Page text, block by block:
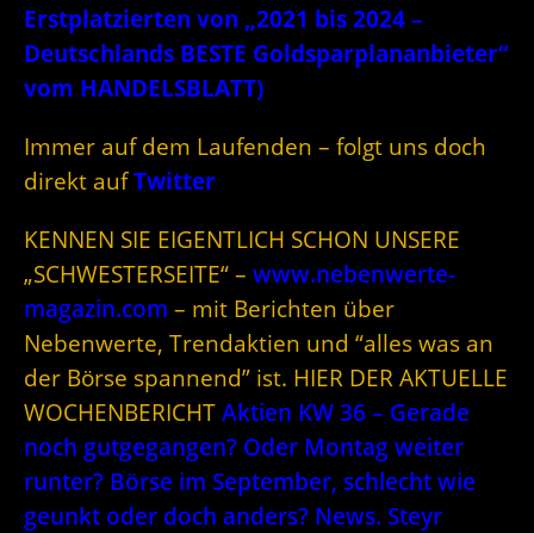
Erstplatzierten von „2021 bis 2024 –
Deutschlands BESTE Goldsparplananbieter“
vom HANDELSBLATT)
Immer auf dem Laufenden – folgt uns doch
direkt aufTwitter
KENNEN SIE EIGENTLICH SCHON UNSERE
„SCHWESTERSEITE“ – www.nebenwerte-
magazin.com – mit Berichten über
Nebenwerte, Trendaktien und “alles was an
der Börse spannend” ist. HIER DER AKTUELLE
WOCHENBERICHT Aktien KW 36 – Gerade
noch gutgegangen? Oder Montag weiter
runter? Börse im September, schlecht wie
geunkt oder doch anders? News. Steyr